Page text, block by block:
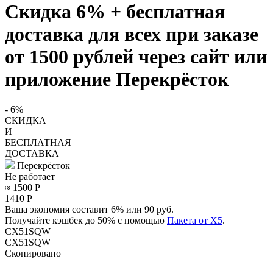
Скидка 6% + бесплатная
доставка для всех при заказе
от 1500 рублей через сайт или
приложение Перекрёсток
- 6%
СКИДКА
И
БЕСПЛАТНАЯ
ДОСТАВКА
Перекрёсток
Не работает
≈ 1500 Р
1410 Р
Ваша экономия составит 6% или 90 руб.
Получайте кэшбек до 50% с помощью Пакета от X5.
CX51SQW
CX51SQW
Скопировано